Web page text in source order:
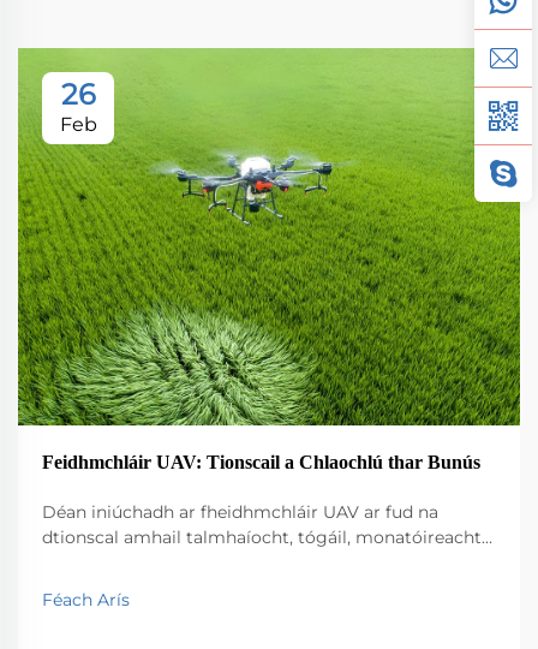
26
Feb
Feidhmchláir UAV: Tionscail a Chlaochlú thar Bunús
Déan iniúchadh ar fheidhmchláir UAV ar fud na
dtionscal amhail talmhaíocht, tógáil, monatóireacht
Faigh amach an tionchar atá acu ar éifeachtúlacht
agus nuálaíocht.
Féach Arís